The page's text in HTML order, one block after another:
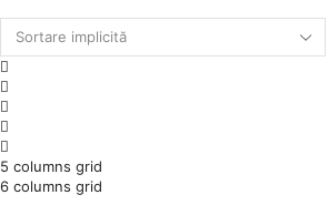
Placeholder
for
ajax
description
replacement
5 columns grid
6 columns grid